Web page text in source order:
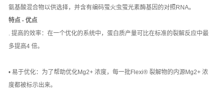
氨基酸混合物以供选择，并含有编码萤火虫萤光素酶基因的对照RNA。
特点 - 优点
. 提高的效率：在一个优化的系统中，蛋白质产量可比在标准的裂解反应中最
多提高4 倍。
• 易于优化：为了帮助优化Mg2+ 浓度，每一批Flexi® 裂解物的内源Mg2+ 浓
度都被标示出来。